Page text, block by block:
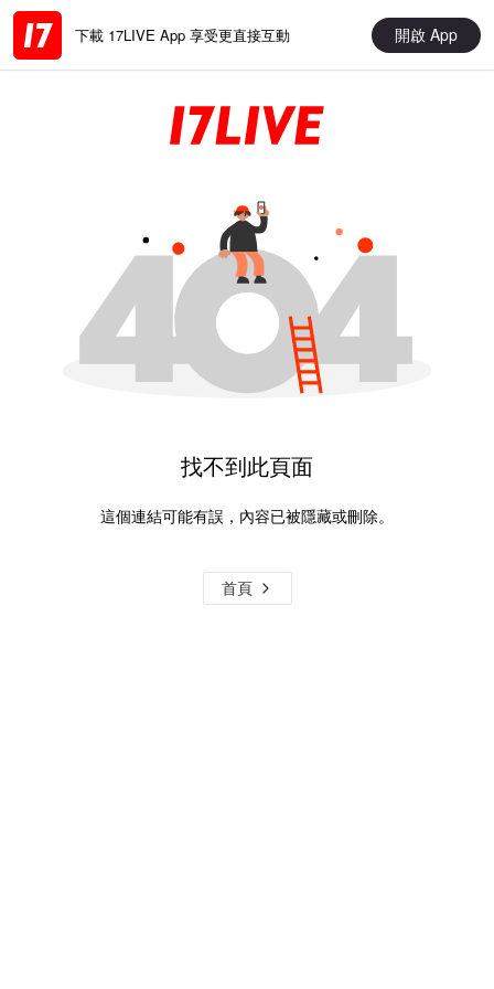
下載 17LIVE App 享受更直接互動 開啟 App
找不到此頁面
這個連結可能有誤，內容已被隱藏或刪除。
首頁